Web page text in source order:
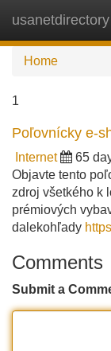
usanetdirectory
Home
1
Poľovnícky e-
Internet 65
Objavte tento
zdroj všetkého k
prémiových
dalekohľady
Comments
Submit a